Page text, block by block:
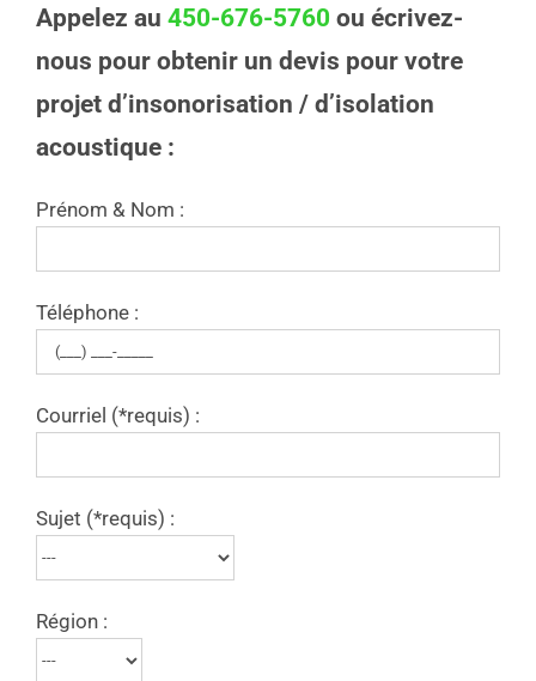
Appelez au 450-676-5760 ou écrivez-
nous pour obtenir un devis pour votre
projet d’insonorisation / d’isolation
acoustique :
Prénom & Nom :
Téléphone :
Courriel (*requis) :
Sujet (*requis) :
Région :